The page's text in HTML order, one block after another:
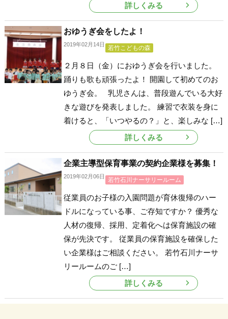
詳しくみる
おゆうぎ会をしたよ！
2019年02月14日 若竹こどもの森
２月８日（金）におゆうぎ会を行いました。
踊りも歌も頑張ったよ！ 開園して初めてのお
ゆうぎ会。 乳児さんは、普段遊んでいる大好
きな遊びを発表しました。 練習で衣装を身に
着けると、「いつやるの？」と、楽しみな […]
詳しくみる
企業主導型保育事業の契約企業様を募集！
2019年02月06日 若竹石川ナーサリールーム
従業員のお子様の入園問題が育休復帰のハー
ドルになっている事、ご存知ですか？ 優秀な
人材の復帰、採用、定着化へは保育施設の確
保が先決です。 従業員の保育施設を確保した
い企業様はご相談ください。 若竹石川ナーサ
リールームのご […]
詳しくみる